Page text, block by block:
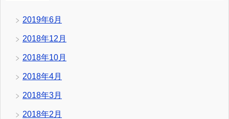
2019年6月
2018年12月
2018年10月
2018年4月
2018年3月
2018年2月